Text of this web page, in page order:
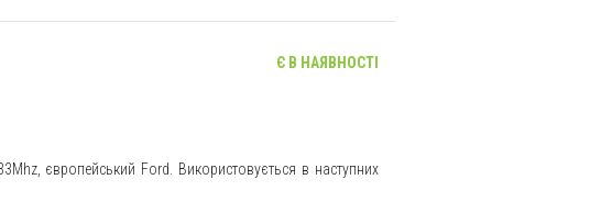
Є В НАЯВНОСТІ
європейський Ford. Використовується в наступних